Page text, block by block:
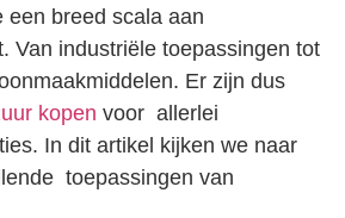
breed scala aan
Van industriële toepassingen tot
Er zijn dus
kopen voor allerlei
In dit artikel kijken we naar
toepassingen van